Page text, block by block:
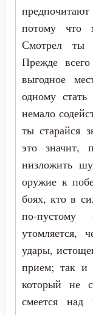
Славолюбие
Слезы
Служение Богу
Слух
Смерть
Смех
Смирение
Смысл жизни
потому что
Смотрел ты
Прежде
выгодное
одному
немало
ты старайся
это значит,
низложить
оружие к
боях, кто в
по-
утомляется,
удары,
прием; так и
который не
смеется